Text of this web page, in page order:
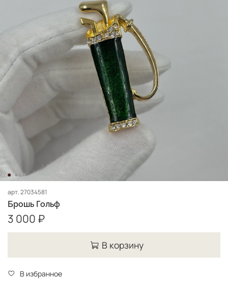
арт.27034581
Брошь Гольф
3 000 ₽
В корзину
В избранное